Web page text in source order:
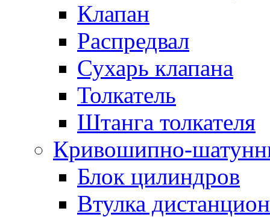
Клапан
Распредвал
Сухарь клапана
Толкатель
Штанга толкателя
Кривошипно-
Блок цилиндров
Втулка